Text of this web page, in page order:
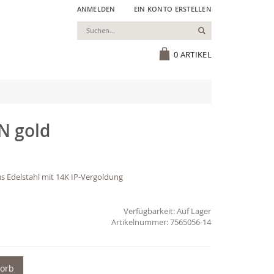
ANMELDEN EIN KONTO ERSTELLEN
0 ARTIKEL
Suchen
gold
Edelstahl mit 14K IP-Vergoldung
Verfügbarkeit:Auf Lager
7565056-14